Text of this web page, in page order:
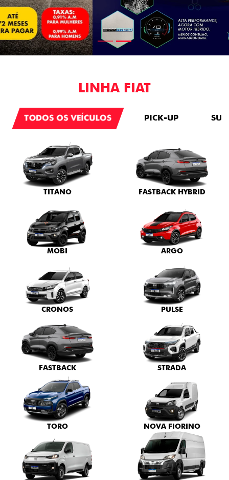
LINHA FIAT
TODOS OS VEÍCULOS PICK-UP SUV
TITANO FASTBACK HYBRID
MOBI ARGO
CRONOS PULSE
FASTBACK STRADA
TORO NOVA FIORINO